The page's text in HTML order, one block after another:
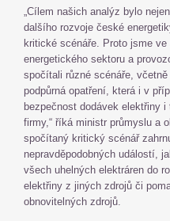
„Cílem našich analýz bylo
dalšího rozvoje české
kritické scénáře. Proto jsme
energetického sektoru a
spočítali různé scénáře,
podpůrná opatření, která i v
bezpečnost dodávek elektřiny
firmy,“ říká ministr průmyslu a
spočítaný kritický scénář
nepravděpodobných událostí,
všech uhelných elektráren do
elektřiny z jiných zdrojů či
obnovitelných zdrojů.